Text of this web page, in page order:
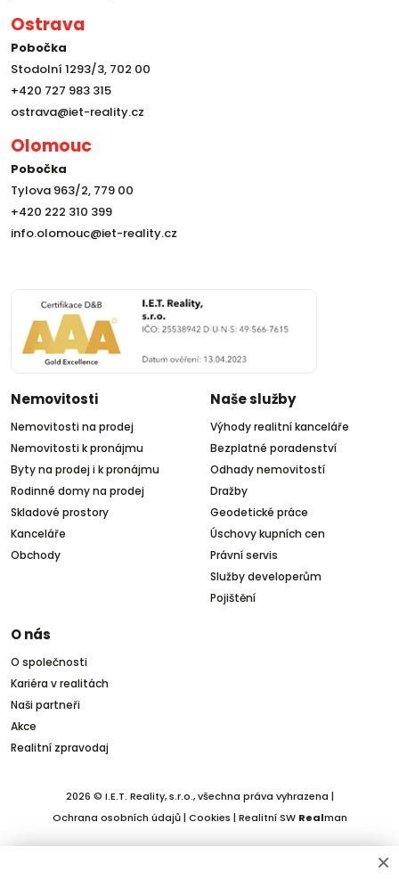
Ostrava
Pobočka
Stodolní 1293/3, 702 00
+420 727 983 315
ostrava@iet-reality.cz
Olomouc
Pobočka
Tylova 963/2, 779 00
+420 222 310 399
info.olomouc@iet-reality.cz
Nemovitosti
Nemovitosti na prodej
Nemovitosti k pronájmu
Byty na prodej i k pronájmu
Rodinné domy na prodej
Skladové prostory
Kanceláře
Obchody
Naše služby
Výhody realitní kanceláře
Bezplatné poradenství
Odhady nemovitostí
Dražby
Geodetické práce
Úschovy kupních cen
Právní servis
Služby developerům
Pojištění
O nás
O společnosti
Kariéra v realitách
Naši partneři
Akce
Realitní zpravodaj
2026 © I.E.T. Reality, s.r.o., všechna práva vyhrazena |
Ochrana osobních údajů| Cookies | Realitní SW Realman
×